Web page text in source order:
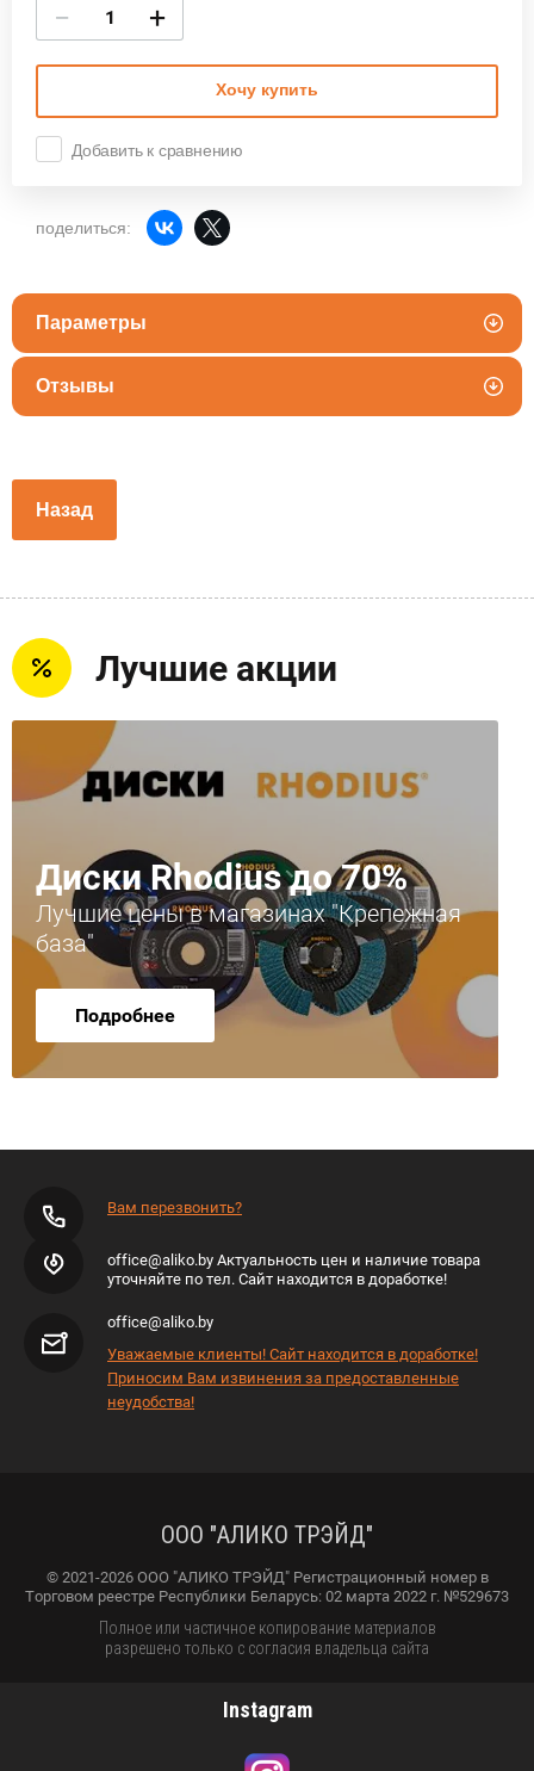
− +
Хочу купить
Добавить к сравнению
поделиться:
Параметры
Отзывы
Назад
Лучшие акции
Диски Rhodius до 70%
Лучшие цены в магазинах "Крепежная
база"
Подробнее
Вам перезвонить?
office@aliko.by Актуальность цен и наличие товара
уточняйте по тел. Сайт находится в доработке!
office@aliko.by
Уважаемые клиенты! Сайт находится в доработке!
Приносим Вам извинения за предоставленные
неудобства!
ООО "АЛИКО ТРЭЙД"
© 2021-2026 ООО "АЛИКО ТРЭЙД" Регистрационный номер в
Торговом реестре Республики Беларусь: 02 марта 2022 г. №529673
Полное или частичное копирование материалов
разрешено только с согласия владельца сайта
Instagram